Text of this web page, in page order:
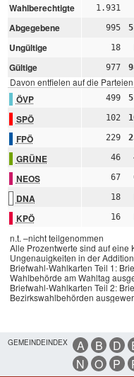
Wahlberechtigte
1.931
Abgegebene 995
Ungültige 18
Gültige 977
Davon entfielen auf die Parteien
ÖVP 499
SPÖ 102
FPÖ 229
GRÜNE 46
NEOS 67
DNA 18
KPÖ 16
n.t. –nicht teilgenommen
Alle Prozentwerte sind auf eine
Ungenauigkeiten in der
Briefwahl-Wahlkarten Teil 1:
Wahlbehörde am Wahltag
Briefwahl-Wahlkarten Teil 2:
Bezirkswahlbehörden
GEMEINDEINDEX A B D
N
O P